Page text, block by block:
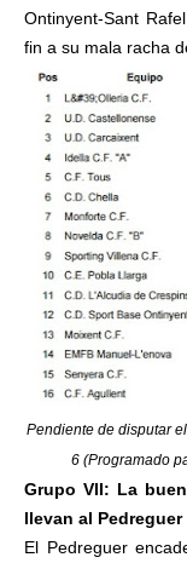
Ontinyent-Sant
fin a su mala racha
Pendiente de disputar
6 (Programado
Grupo VII: La
llevan al
El Pedreguer